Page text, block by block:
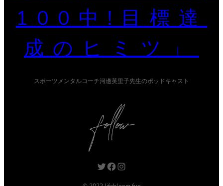
100中!目標達
成のヒミツ」
スポーツメンタルコーチ河邊英里子先生のポッドキャスト
Twitter Facebook Instagram